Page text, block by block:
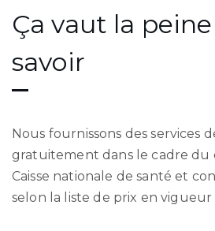
Ça vaut la
savoir
Nous fournissons des services
gratuitement dans le cadre du
Caisse nationale de santé et
selon la liste de prix en vigueur